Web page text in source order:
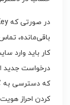
کار باید وارد
درخواست جدید
که دسترسی به
کردن احراز